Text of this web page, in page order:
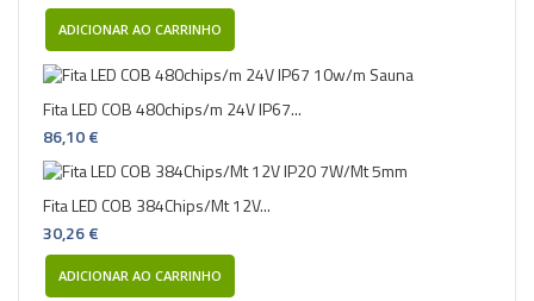
ADICIONAR AO CARRINHO
Fita LED COB 480chips/m 24V IP67...
86,10 €
Fita LED COB 384Chips/Mt 12V...
30,26 €
ADICIONAR AO CARRINHO